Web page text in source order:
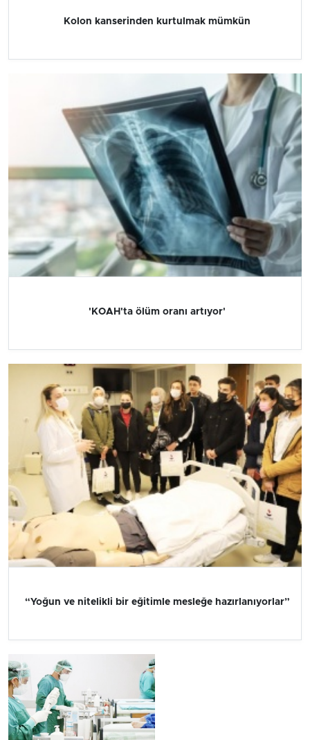
Kolon kanserinden kurtulmak mümkün
'KOAH'ta ölüm oranı artıyor'
“Yoğun ve nitelikli bir eğitimle mesleğe hazırlanıyorlar”